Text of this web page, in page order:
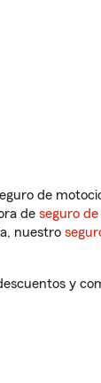
de
de seguro
nuestro
y